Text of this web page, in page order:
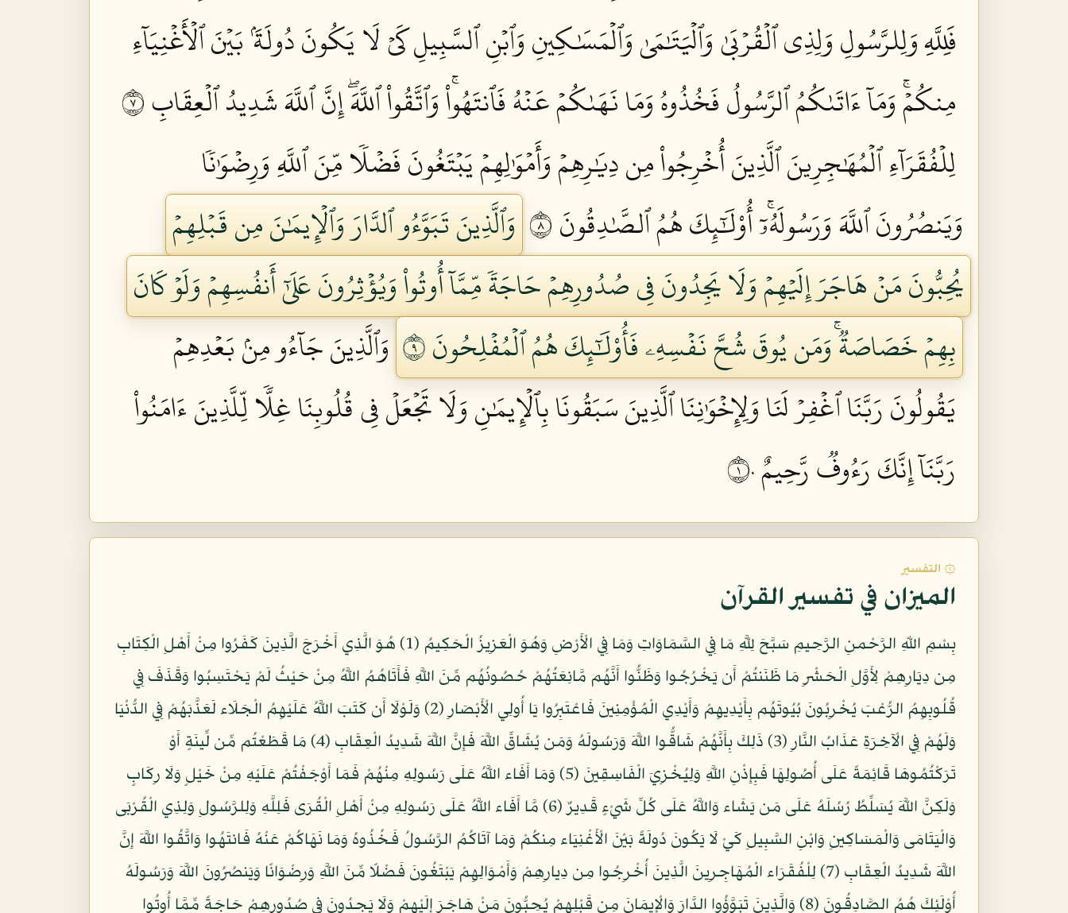
فَلِلَّهِ وَلِلرَّسُولِ وَلِذِي ٱلۡقُرۡبَىٰ وَٱلۡيَتَٰمَىٰ وَٱلۡمَسَٰكِينِ وَٱبۡنِ ٱلسَّبِيلِ كَيۡ لَا يَكُونَ دُولَةَۢ بَيۡنَ ٱلۡأَغۡنِيَآءِ
مِنكُمۡۚ وَمَآ ءَاتَىٰكُمُ ٱلرَّسُولُ فَخُذُوهُ وَمَا نَهَىٰكُمۡ عَنۡهُ فَٱنتَهُواْۚ وَٱتَّقُواْ ٱللَّهَۖ إِنَّ ٱللَّهَ شَدِيدُ ٱلۡعِقَابِ ٧
لِلۡفُقَرَآءِ ٱلۡمُهَٰجِرِينَ ٱلَّذِينَ أُخۡرِجُواْ مِن دِيَٰرِهِمۡ وَأَمۡوَٰلِهِمۡ يَبۡتَغُونَ فَضۡلٗا مِّنَ ٱللَّهِ وَرِضۡوَٰنٗا
وَيَنصُرُونَ ٱللَّهَ وَرَسُولَهُۥٓۚ أُوْلَٰٓئِكَ هُمُ ٱلصَّٰدِقُونَ ٨
وَٱلَّذِينَ تَبَوَّءُو ٱلدَّارَ وَٱلۡإِيمَٰنَ مِن قَبۡلِهِمۡ
يُحِبُّونَ مَنۡ هَاجَرَ إِلَيۡهِمۡ وَلَا يَجِدُونَ فِي صُدُورِهِمۡ حَاجَةٗ مِّمَّآ أُوتُواْ وَيُؤۡثِرُونَ عَلَىٰٓ أَنفُسِهِمۡ وَلَوۡ كَانَ
بِهِمۡ خَصَاصَةٞۚ وَمَن يُوقَ شُحَّ نَفۡسِهِۦ فَأُوْلَٰٓئِكَ هُمُ ٱلۡمُفۡلِحُونَ ٩
وَٱلَّذِينَ جَآءُو مِنۢ بَعۡدِهِمۡ
يَقُولُونَ رَبَّنَا ٱغۡفِرۡ لَنَا وَلِإِخۡوَٰنِنَا ٱلَّذِينَ سَبَقُونَا بِٱلۡإِيمَٰنِ وَلَا تَجۡعَلۡ فِي قُلُوبِنَا غِلّٗا لِّلَّذِينَ ءَامَنُواْ
رَبَّنَآ إِنَّكَ رَءُوفٞ رَّحِيمٌ ١٠
۞ التفسير
الميزان في تفسير القرآن
بِسْمِ اللّهِ الرَّحْمنِ الرَّحِيمِ سَبَّحَ لِلَّهِ مَا فِي السَّمَاوَاتِ وَمَا فِي الْأَرْضِ وَهُوَ الْعَزِيزُ الْحَكِيمُ (1) هُوَ الَّذِي أَخْرَجَ الَّذِينَ كَفَرُوا مِنْ أَهْلِ الْكِتَابِ
مِن دِيَارِهِمْ لِأَوَّلِ الْحَشْرِ مَا ظَنَنتُمْ أَن يَخْرُجُوا وَظَنُّوا أَنَّهُم مَّانِعَتُهُمْ حُصُونُهُم مِّنَ اللَّهِ فَأَتَاهُمُ اللَّهُ مِنْ حَيْثُ لَمْ يَحْتَسِبُوا وَقَذَفَ فِي
قُلُوبِهِمُ الرُّعْبَ يُخْرِبُونَ بُيُوتَهُم بِأَيْدِيهِمْ وَأَيْدِي الْمُؤْمِنِينَ فَاعْتَبِرُوا يَا أُولِي الْأَبْصَارِ (2) وَلَوْلَا أَن كَتَبَ اللَّهُ عَلَيْهِمُ الْجَلَاء لَعَذَّبَهُمْ فِي الدُّنْيَا
وَلَهُمْ فِي الْآخِرَةِ عَذَابُ النَّارِ (3) ذَلِكَ بِأَنَّهُمْ شَاقُّوا اللَّهَ وَرَسُولَهُ وَمَن يُشَاقِّ اللَّهَ فَإِنَّ اللَّهَ شَدِيدُ الْعِقَابِ (4) مَا قَطَعْتُم مِّن لِّينَةٍ أَوْ
تَرَكْتُمُوهَا قَائِمَةً عَلَى أُصُولِهَا فَبِإِذْنِ اللَّهِ وَلِيُخْزِيَ الْفَاسِقِينَ (5) وَمَا أَفَاء اللَّهُ عَلَى رَسُولِهِ مِنْهُمْ فَمَا أَوْجَفْتُمْ عَلَيْهِ مِنْ خَيْلٍ وَلَا رِكَابٍ
وَلَكِنَّ اللَّهَ يُسَلِّطُ رُسُلَهُ عَلَى مَن يَشَاء وَاللَّهُ عَلَى كُلِّ شَيْءٍ قَدِيرٌ (6) مَّا أَفَاء اللَّهُ عَلَى رَسُولِهِ مِنْ أَهْلِ الْقُرَى فَلِلَّهِ وَلِلرَّسُولِ وَلِذِي الْقُرْبَى
وَالْيَتَامَى وَالْمَسَاكِينِ وَابْنِ السَّبِيلِ كَيْ لَا يَكُونَ دُولَةً بَيْنَ الْأَغْنِيَاء مِنكُمْ وَمَا آتَاكُمُ الرَّسُولُ فَخُذُوهُ وَمَا نَهَاكُمْ عَنْهُ فَانتَهُوا وَاتَّقُوا اللَّهَ إِنَّ
اللَّهَ شَدِيدُ الْعِقَابِ (7) لِلْفُقَرَاء الْمُهَاجِرِينَ الَّذِينَ أُخْرِجُوا مِن دِيارِهِمْ وَأَمْوَالِهِمْ يَبْتَغُونَ فَضْلًا مِّنَ اللَّهِ وَرِضْوَانًا وَيَنصُرُونَ اللَّهَ وَرَسُولَهُ
أُوْلَئِكَ هُمُ الصَّادِقُونَ (8) وَالَّذِينَ تَبَوَّؤُوا الدَّارَ وَالْإِيمَانَ مِن قَبْلِهِمْ يُحِبُّونَ مَنْ هَاجَرَ إِلَيْهِمْ وَلَا يَجِدُونَ فِي صُدُورِهِمْ حَاجَةً مِّمَّا أُوتُوا